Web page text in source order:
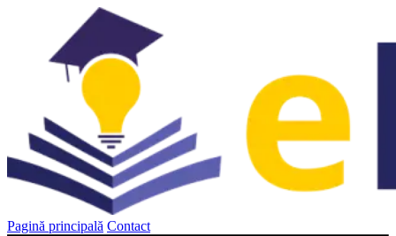
Pagină principală Contact